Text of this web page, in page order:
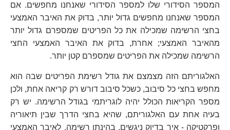
המספר הסידורי שלו למספר הסידורי שאנחנו מחפשים. אם
המספר שאנחנו מחפשים גדול יותר, בדוק את האיבר האמצעי
בחצי הרשימה שמכילה את כל הפריטים שמספרם גדול יותר
מהאיבר האמצעי; אחרת, בדוק את האיבר האמצעי החצי
הרשימה שמכילה את הפריטים שמספרם קטן יותר.
האלגוריתם הזה מצמצם את גודל רשימת הפריטים שבה הוא
מחפש בחצי כל סיבוב, כשכל סיבוב דורש רק קריאה אחת, ולכן
מספר הקריאות הכולל יהיה לוגריתמי בגודל הרשימה. יש רק
בעיה אחת עם האלגוריתם, שהיא בחצי הדרך שבין תיאוריה
ופרקטיקה - איך בדיוק ניגשים, בהינתן רשימה, לאיבר האמצעי